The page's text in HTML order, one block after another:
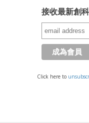
接收最新創
Click here to